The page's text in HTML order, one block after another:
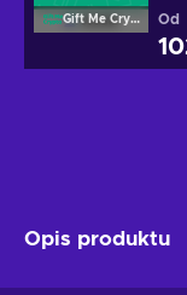
Gift Me Crypto Od
Opis produktu